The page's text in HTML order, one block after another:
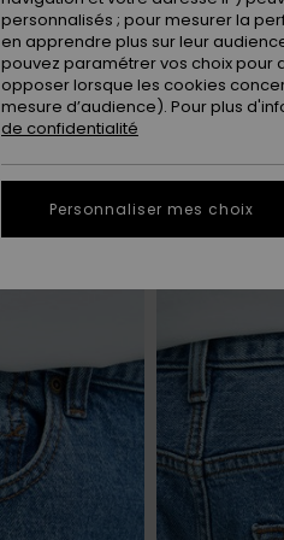
personnalisés ; pour mesurer la
en apprendre plus sur leur
pouvez paramétrer vos choix pour
opposer lorsque les cookies
mesure d’audience). Pour plus
de confidentialité
Personnaliser mes choix